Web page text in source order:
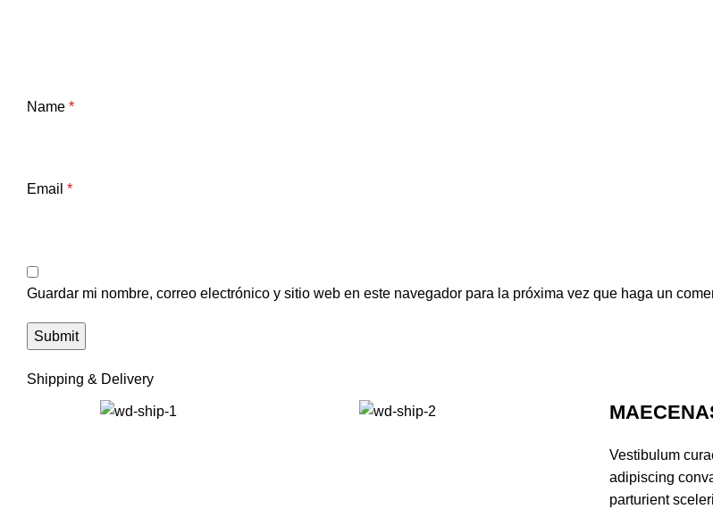
Name *
Email *
Guardar mi nombre, correo electrónico y sitio web en este navegador para la próxima vez que haga un
Shipping & Delivery
Vestibulum
adipiscing
parturient